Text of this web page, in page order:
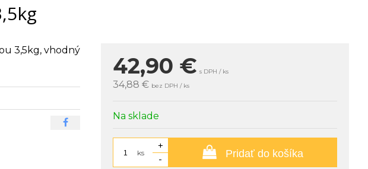
42,90 € s DPH / ks
34,88 € bez DPH / ks
Na sklade
ks
+
-
Pridať do košíka
3,5kg, vhodný